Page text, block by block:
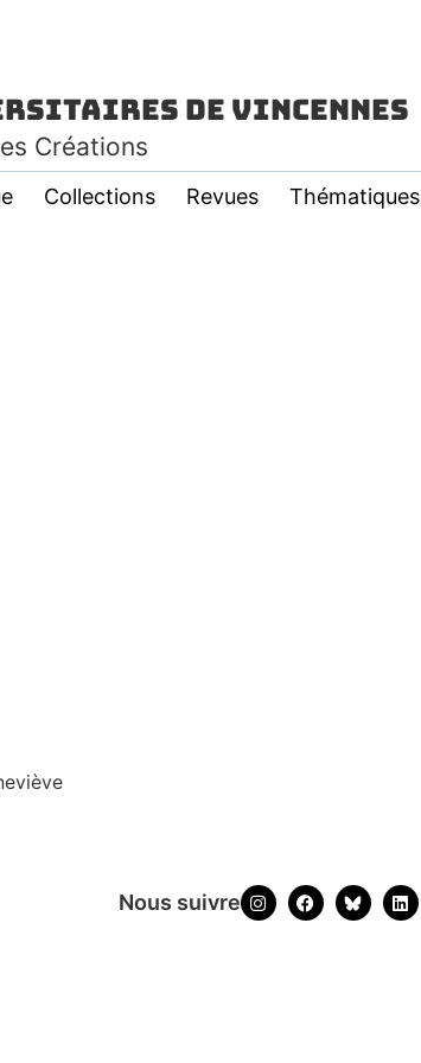
de Vincennes
Créations
Collections Revues Thématiques
Nous suivre